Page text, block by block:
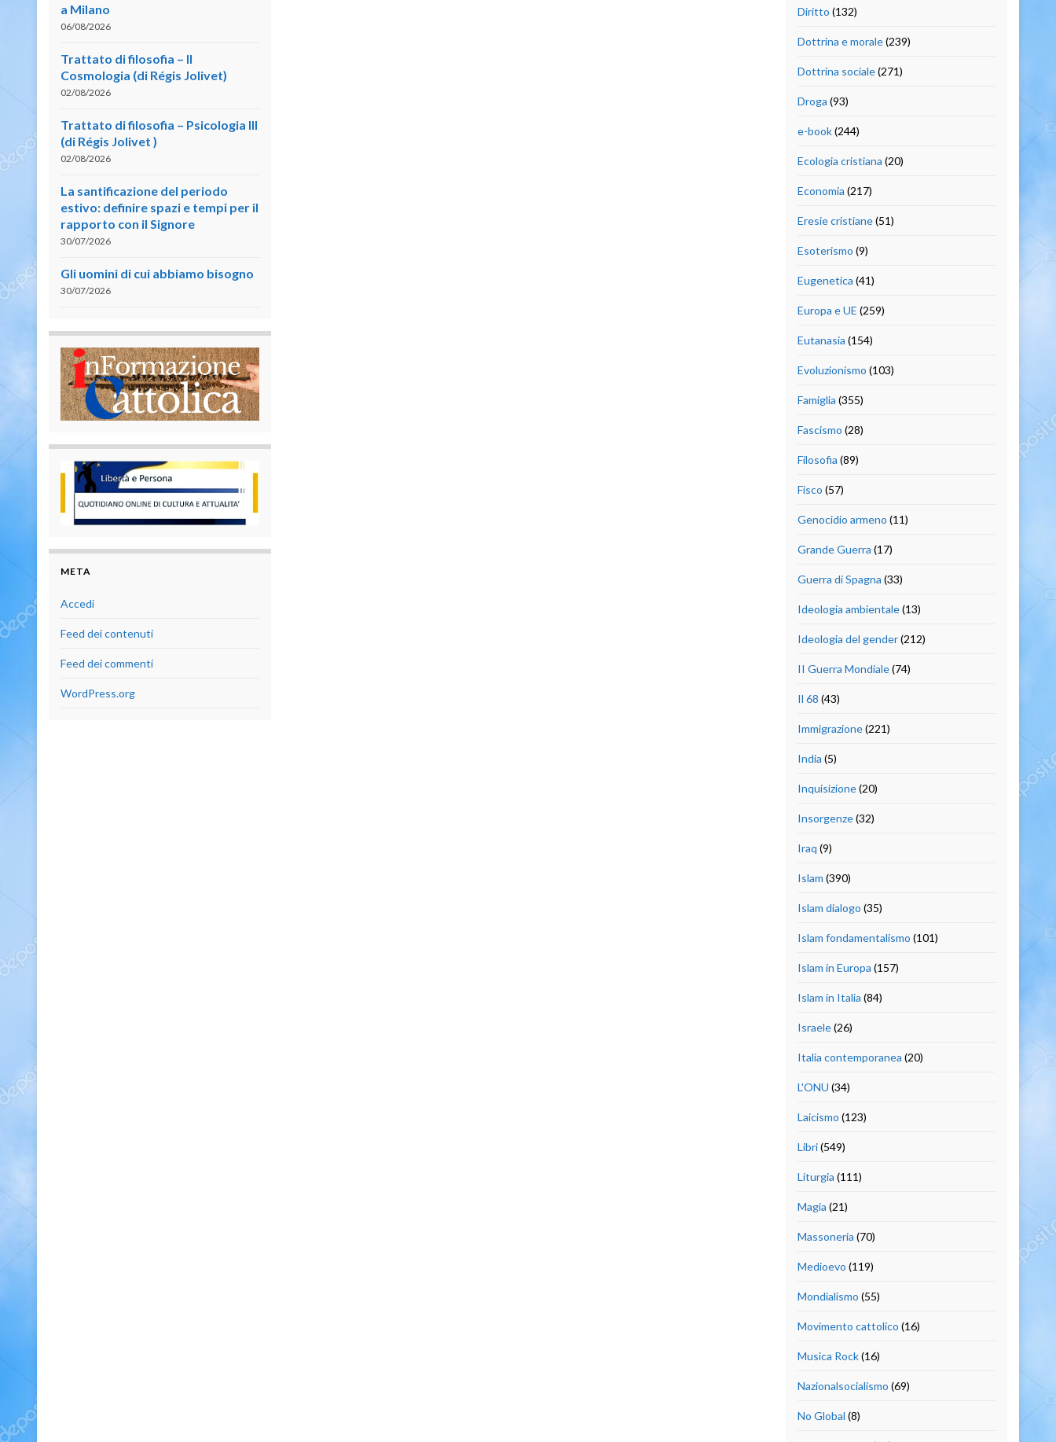
a Milano
06/08/2026
Trattato di filosofia – II
Cosmologia (di Régis Jolivet)
02/08/2026
Trattato di filosofia – Psicologia III
(di Régis Jolivet )
02/08/2026
La santificazione del periodo
estivo: definire spazi e tempi per il
rapporto con il Signore
30/07/2026
Gli uomini di cui abbiamo bisogno
30/07/2026
META
Accedi
Feed dei contenuti
Feed dei commenti
WordPress.org
Diritto (132)
Dottrina e morale(239)
Dottrina sociale(271)
Droga (93)
e-book(244)
Ecologia cristiana (20)
Economia (217)
Eresie cristiane(51)
Esoterismo (9)
Eugenetica (41)
Europa e UE (259)
Eutanasia (154)
Evoluzionismo (103)
Famiglia (355)
Fascismo (28)
Filosofia (89)
Fisco (57)
Genocidio armeno (11)
Grande Guerra (17)
Guerra di Spagna (33)
Ideologia ambientale(13)
Ideologia del gender(212)
II Guerra Mondiale(74)
Il 68 (43)
Immigrazione(221)
India (5)
Inquisizione(20)
Insorgenze(32)
Iraq (9)
Islam (390)
Islam dialogo (35)
Islam fondamentalismo (101)
Islam in Europa (157)
Islam in Italia (84)
Israele(26)
Italia contemporanea (20)
L'ONU (34)
Laicismo (123)
Libri(549)
Liturgia (111)
Magia (21)
Massoneria (70)
Medioevo (119)
Mondialismo (55)
Movimento cattolico (16)
Musica Rock(16)
Nazionalsocialismo (69)
No Global (8)